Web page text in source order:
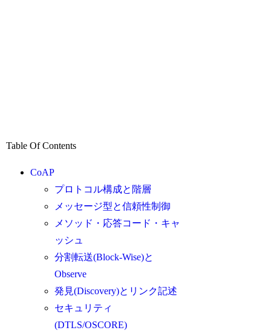
Table Of Contents
CoAP
プロトコル構成と階層
メッセージ型と信頼性制御
メソッド・応答コード・キャ
ッシュ
分割転送(Block-Wise)と
Observe
発見(Discovery)とリンク記述
セキュリティ
(DTLS/OSCORE)